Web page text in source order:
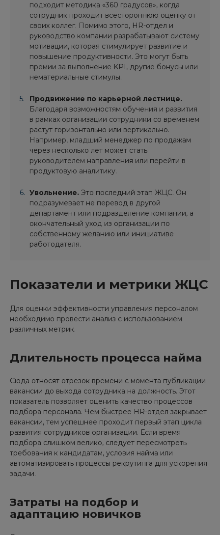
подходит методика «360 градусов», когда
сотрудник проходит всестороннюю оценку от
своих коллег. Помимо этого, HR-отдел и
руководство компании разрабатывают систему
мотивации, которая стимулирует развитие и
повышение продуктивности. Это могут быть
премии за выполнение KPI, другие бонусы или
нематериальные стимулы.
Продвижение по карьерной лестнице.
Благодаря возможностям обучения и развития
в рамках организации сотрудники со временем
растут горизонтально или вертикально.
Например, младший менеджер по продажам
через несколько лет может стать
руководителем направления или перейти в
продуктовую аналитику.
Увольнение. Это последний этап ЖЦС. Он
подразумевает не перевод в другой
департамент или подразделение компании, а
окончательный уход из организации по
собственному желанию или инициативе
работодателя.
Показатели и метрики ЖЦС
Для оценки эффективности управления персоналом
необходимо провести анализ с использованием
различных метрик.
Длительность процесса найма
Сюда относят отрезок времени с момента публикации
вакансии до выхода сотрудника на должность. Этот
показатель позволяет оценить качество процессов
подбора персонала. Чем быстрее HR-отдел закрывает
вакансии, тем успешнее проходит первый этап цикла
развития сотрудников организации. Если время
подбора слишком велико, следует пересмотреть
требования к кандидатам, условия найма или
автоматизировать процессы рекрутинга для ускорения
задачи.
Затраты на подбор и
адаптацию новичков